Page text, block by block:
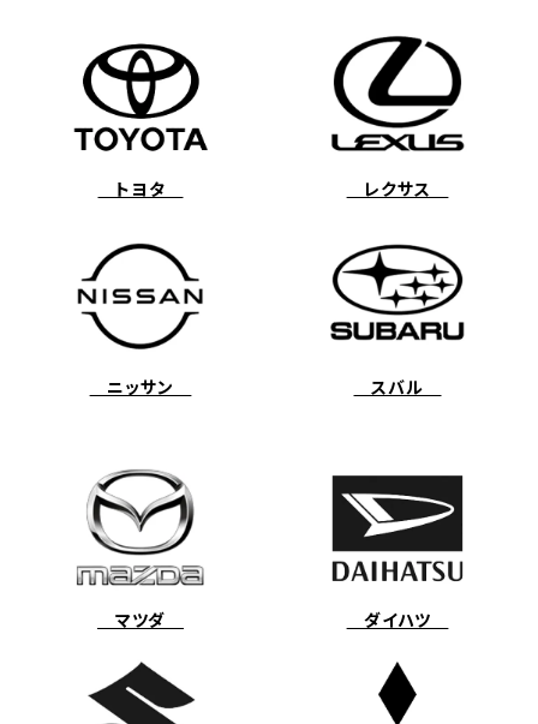
トヨタ レクサス
ニッサン スバル
マツダ ダイハツ